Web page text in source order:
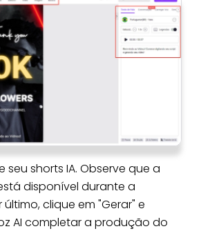
seu shorts IA. Observe que a
disponível durante a
clique em "Gerar" e
AI completar a produção do